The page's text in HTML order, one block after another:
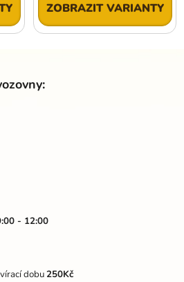
ZOBRAZIT VARIANTY
- 12:00
dobu250Kč